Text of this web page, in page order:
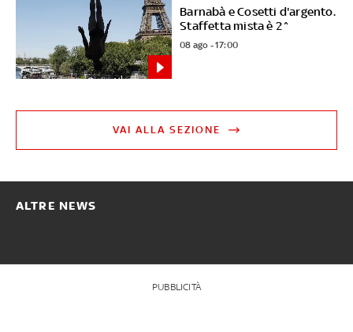
Barnabà e Cosetti d'argento.
Staffetta mista è 2^
08 ago - 17:00
VAI ALLA SEZIONE
ALTRE NEWS
PUBBLICITÀ